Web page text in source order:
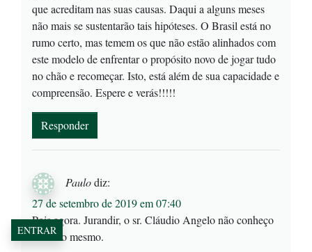
que acreditam nas suas causas. Daqui a alguns meses
não mais se sustentarão tais hipóteses. O Brasil está no
rumo certo, mas temem os que não estão alinhados com
este modelo de enfrentar o propósito novo de jogar tudo
no chão e recomeçar. Isto, está além de sua capacidade e
compreensão. Espere e verás!!!!!
Responder
Paulodiz:
27 de setembro de 2019 em 07:40
Pois agora. Jurandir, o sr. Cláudio Angelo não conheço
nada do mesmo.
ENTRAR